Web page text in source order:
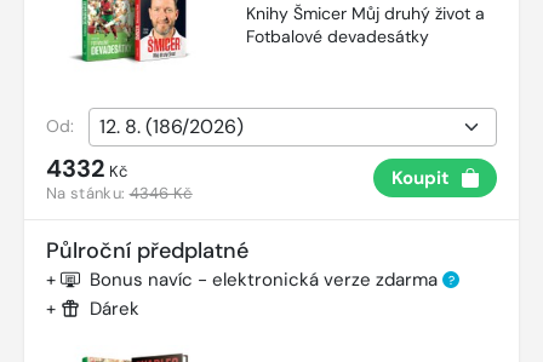
Knihy Šmicer Můj druhý život a
Fotbalové devadesátky
Od:
4332 Kč
Na stánku:4346 Kč
Koupit
Půlroční předplatné
+ Bonus navíc - elektronická verze zdarma ?
+ Dárek